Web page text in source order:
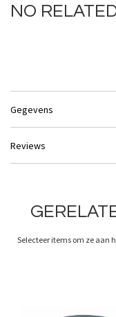
NO
Gegevens
Reviews
Selecteer items om ze aan